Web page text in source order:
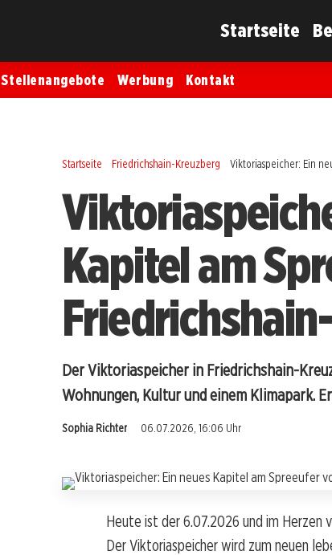
Startseite
Stellenangebote Werbung Kontakt
Startseite Friedrichshain-Kreuzberg Viktoriaspeicher: Ein
Kapitel am
Der Viktoriaspeicher in Friedrichshain-
Wohnungen, Kultur und einem Klimapark.
Sophia Richter 06.07.2026, 16:06 Uhr
Heute ist der 6.07.2026 und im Herzen
Der Viktoriaspeicher wird zum neuen